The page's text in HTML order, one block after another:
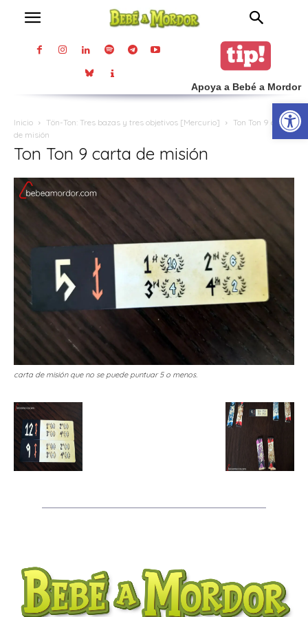
Apoya a Bebé a Mordor
Inicio Tön-Ton: Tres bazas y tres objetivos [Mercurio]
Ton Ton 9 carta
de misión
Ton Ton 9 carta de misión
carta de misión que no se puede puntuar 5 o menos.